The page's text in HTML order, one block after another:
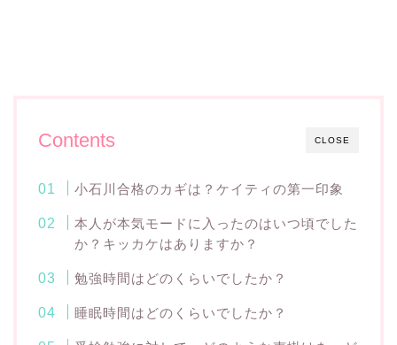
CLOSE
Contents
小石川合格のカギは？ケイティの第一印象
本人が本気モードに入ったのはいつ頃でした
か？キッカケはありますか？
勉強時間はどのくらいでしたか？
睡眠時間はどのくらいでしたか？